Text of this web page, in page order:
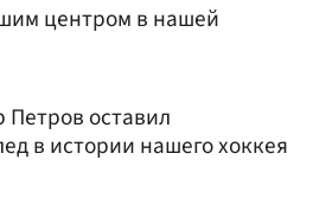
центром в нашей
оставил
в истории нашего хоккея